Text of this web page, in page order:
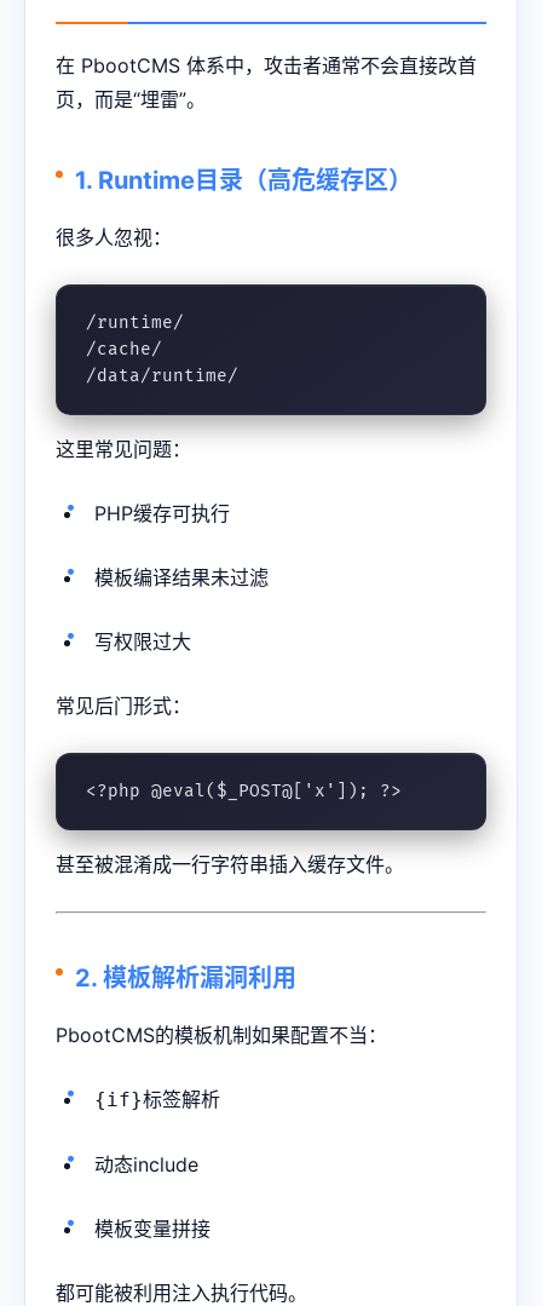
在 PbootCMS 体系中，攻击者通常不会直接改首
页，而是“埋雷”。
1. Runtime目录（高危缓存区）
很多人忽视：
/runtime/
/cache/
/data/runtime/
这里常见问题：
PHP缓存可执行
模板编译结果未过滤
写权限过大
常见后门形式：
<?php @eval($_POST@['x']); ?>
甚至被混淆成一行字符串插入缓存文件。
2. 模板解析漏洞利用
PbootCMS的模板机制如果配置不当：
{if}标签解析
动态include
模板变量拼接
都可能被利用注入执行代码。